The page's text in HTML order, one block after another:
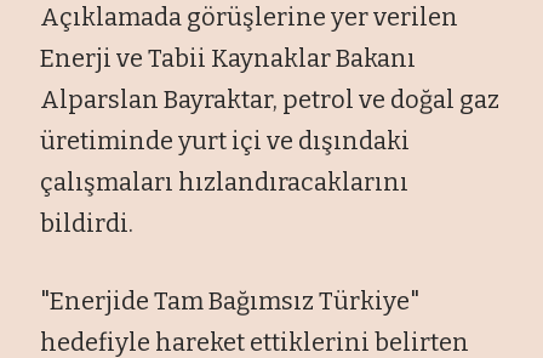
Açıklamada görüşlerine yer verilen
Enerji ve Tabii Kaynaklar Bakanı
Alparslan Bayraktar, petrol ve doğal gaz
üretiminde yurt içi ve dışındaki
çalışmaları hızlandıracaklarını
bildirdi.
"Enerjide Tam Bağımsız Türkiye"
hedefiyle hareket ettiklerini belirten